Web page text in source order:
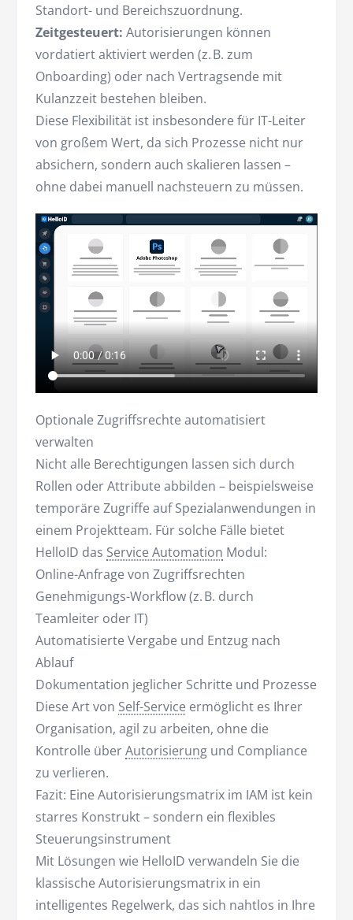
Standort- und Bereichszuordnung.
Zeitgesteuert: Autorisierungen können
vordatiert aktiviert werden (z. B. zum
Onboarding) oder nach Vertragsende mit
Kulanzzeit bestehen bleiben.
Diese Flexibilität ist insbesondere für IT-Leiter
von großem Wert, da sich Prozesse nicht nur
absichern, sondern auch skalieren lassen –
ohne dabei manuell nachsteuern zu müssen.
Optionale Zugriffsrechte automatisiert
verwalten
Nicht alle Berechtigungen lassen sich durch
Rollen oder Attribute abbilden – beispielsweise
temporäre Zugriffe auf Spezialanwendungen in
einem Projektteam. Für solche Fälle bietet
HelloID das Service Automation Modul:
Online-Anfrage von Zugriffsrechten
Genehmigungs-Workflow (z. B. durch
Teamleiter oder IT)
Automatisierte Vergabe und Entzug nach
Ablauf
Dokumentation jeglicher Schritte und Prozesse
Diese Art von Self-Service ermöglicht es Ihrer
Organisation, agil zu arbeiten, ohne die
Kontrolle überAutorisierung und Compliance
zu verlieren.
Fazit: Eine Autorisierungsmatrix im IAM ist kein
starres Konstrukt – sondern ein flexibles
Steuerungsinstrument
Mit Lösungen wie HelloID verwandeln Sie die
klassische Autorisierungsmatrix in ein
intelligentes Regelwerk, das sich nahtlos in Ihre